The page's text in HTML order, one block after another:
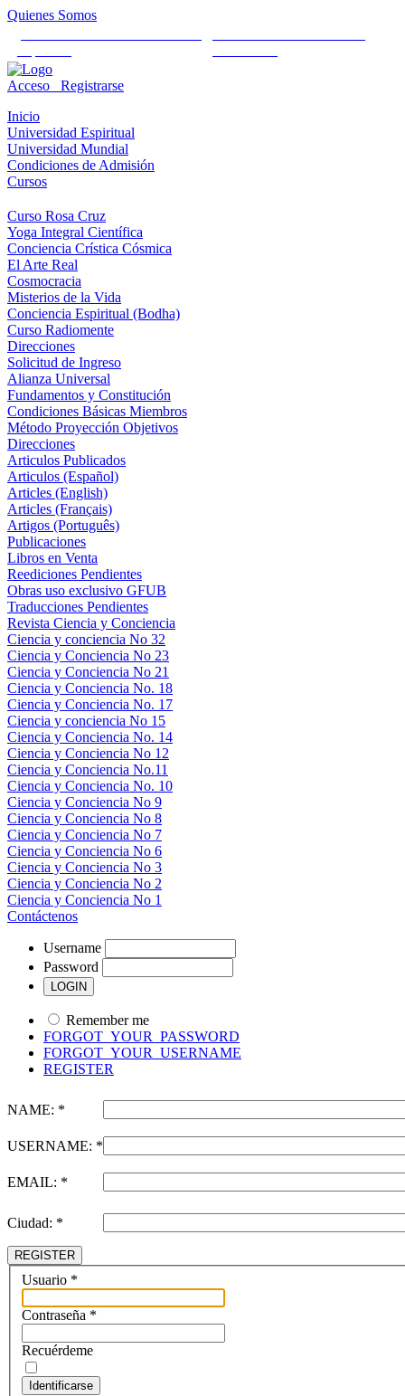
Quienes Somos
Acceso
Registrarse
Inicio
Universidad Espiritual
Universidad Mundial
Condiciones de Admisión
Cursos
Curso Rosa Cruz
Yoga Integral Científica
Conciencia Crística Cósmica
El Arte Real
Cosmocracia
Misterios de la Vida
Conciencia Espiritual (Bodha)
Curso Radiomente
Direcciones
Solicitud de Ingreso
Alianza Universal
Fundamentos y Constitución
Condiciones Básicas Miembros
Método Proyección Objetivos
Direcciones
Articulos Publicados
Articulos (Español)
Articles (English)
Articles (Français)
Artigos (Português)
Publicaciones
Libros en Venta
Reediciones Pendientes
Obras uso exclusivo GFUB
Traducciones Pendientes
Revista Ciencia y Conciencia
Ciencia y conciencia No 32
Ciencia y Conciencia No 23
Ciencia y Conciencia No 21
Ciencia y Conciencia No. 18
Ciencia y Conciencia No. 17
Ciencia y conciencia No 15
Ciencia y Conciencia No. 14
Ciencia y Conciencia No 12
Ciencia y Conciencia No.11
Ciencia y Conciencia No. 10
Ciencia y Conciencia No 9
Ciencia y Conciencia No 8
Ciencia y Conciencia No 7
Ciencia y Conciencia No 6
Ciencia y Conciencia No 3
Ciencia y Conciencia No 2
Ciencia y Conciencia No 1
Contáctenos
Username
Password
Remember me
FORGOT_YOUR_PASSWORD
FORGOT_YOUR_USERNAME
REGISTER
NAME: *
USERNAME: *
EMAIL: *
Ciudad: *
REGISTER
Usuario *
Contraseña *
Recuérdeme
Identificarse